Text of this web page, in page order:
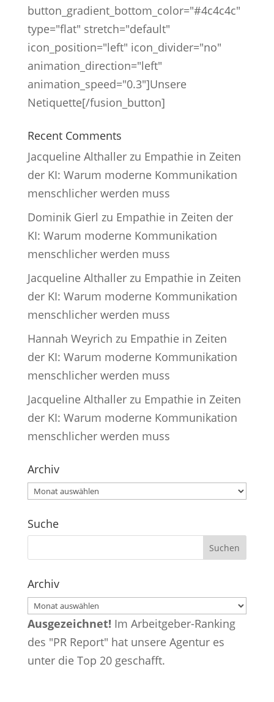
button_gradient_bottom_color="#4c4c4c"
type="flat" stretch="default"
icon_position="left" icon_divider="no"
animation_direction="left"
animation_speed="0.3"]Unsere
Netiquette[/fusion_button]
Recent Comments
Jacqueline Althallerzu Empathie in Zeiten
der KI: Warum moderne Kommunikation
menschlicher werden muss
Dominik Gierl zu Empathie in Zeiten der
KI: Warum moderne Kommunikation
menschlicher werden muss
Jacqueline Althallerzu Empathie in Zeiten
der KI: Warum moderne Kommunikation
menschlicher werden muss
Hannah Weyrich zu Empathie in Zeiten
der KI: Warum moderne Kommunikation
menschlicher werden muss
Jacqueline Althallerzu Empathie in Zeiten
der KI: Warum moderne Kommunikation
menschlicher werden muss
Archiv
Archiv
Suche
Archiv
Archiv
Ausgezeichnet! Im Arbeitgeber-Ranking
des "PR Report" hat unsere Agentur es
unter die Top 20 geschafft.